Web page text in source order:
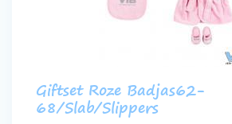
Giftset Roze Badjas62-
68/Slab/Slippers